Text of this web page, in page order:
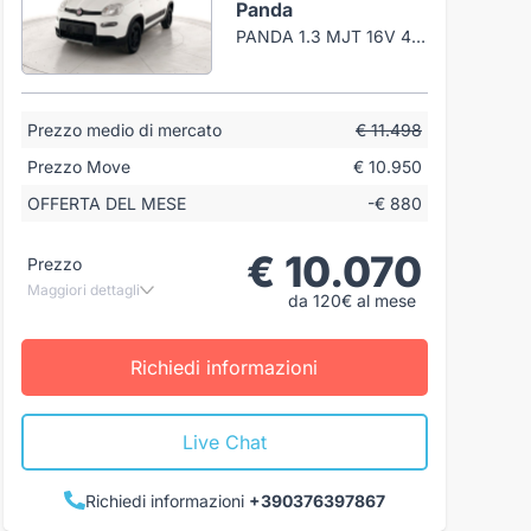
Panda
PANDA 1.3 MJT 16V 4X4 S&S 95CV
Prezzo medio di mercato
€ 11.498
Prezzo Move
€ 10.950
OFFERTA DEL MESE
-€ 880
Prezzo
Maggiori dettagli € 10.070
da 120€ al mese
Richiedi informazioni
Live Chat
Richiedi informazioni +390376397867